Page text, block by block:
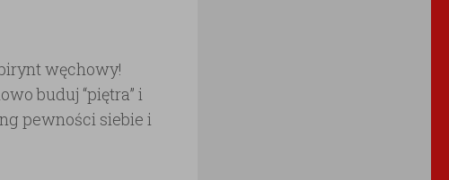
węchowy!
buduj “piętra” i
pewności siebie i